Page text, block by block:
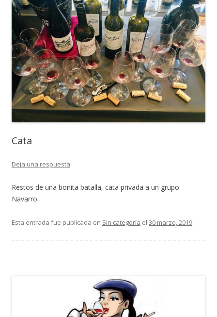
Cata
Deja una respuesta
Restos de una bonita batalla, cata privada a un grupo
Navarro.
Esta entrada fue publicada en Sin categoría el 30 marzo, 2019.